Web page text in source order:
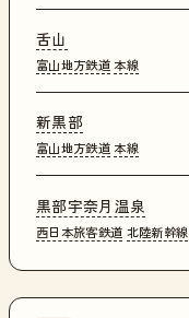
舌山
富山地方鉄道 本線
新黒部
富山地方鉄道 本線
黒部宇奈月温泉
西日本旅客鉄道 北陸新幹線